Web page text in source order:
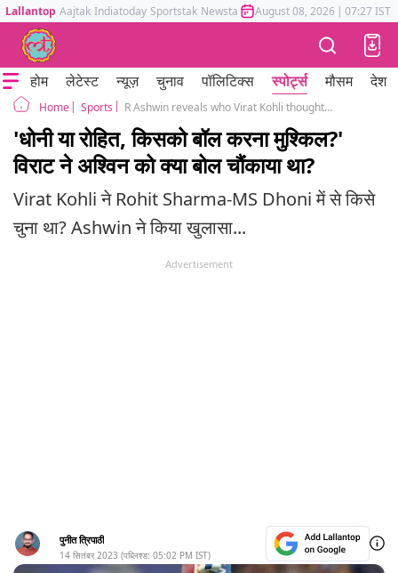
Lallantop Aajtak Indiatoday Sportstak Newstak Mumbai Tak Astrotak
August 08, 2026 | 07:27 IST
होम लेटेस्ट न्यूज़ चुनाव पॉलिटिक्स स्पोर्ट्स मौसम देश
Home Sports R Ashwin reveals who Virat Kohli thought as death overs nightmare, Rohit Sharma or MS Dhoni
'धोनी या रोहित, किसको बॉल करना मुश्किल?'
विराट ने अश्विन को क्या बोल चौंकाया था?
Virat Kohli ने Rohit Sharma-MS Dhoni में से किसे
चुना था? Ashwin ने किया खुलासा...
Advertisement
पुनीत त्रिपाठी
14 सितंबर 2023 (पब्लिश्ड: 05:02 PM IST)